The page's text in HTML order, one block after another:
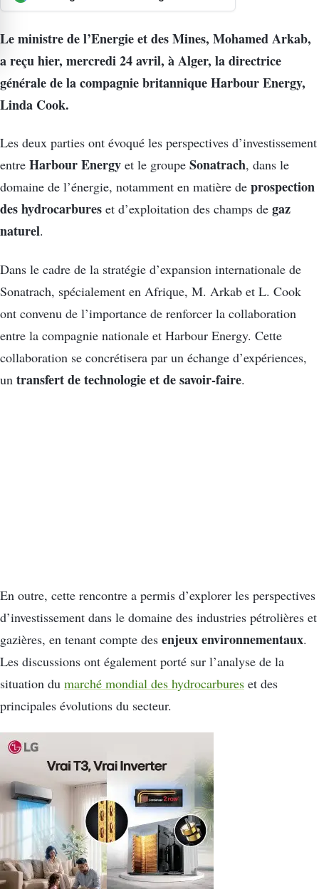
Le ministre de l’Energie et des Mines, Mohamed Arkab,
a reçu hier, mercredi 24 avril, à Alger, la directrice
générale de la compagnie britannique Harbour Energy,
Linda Cook.
Les deux parties ont évoqué les perspectives d’investissement
entre Harbour Energy et le groupe Sonatrach, dans le
domaine de l’énergie, notamment en matière de prospection
des hydrocarbures et d’exploitation des champs de gaz
naturel.
Dans le cadre de la stratégie d’expansion internationale de
Sonatrach, spécialement en Afrique, M. Arkab et L. Cook
ont convenu de l’importance de renforcer la collaboration
entre la compagnie nationale et Harbour Energy. Cette
collaboration se concrétisera par un échange d’expériences,
un transfert de technologie et de savoir-faire.
En outre, cette rencontre a permis d’explorer les perspectives
d’investissement dans le domaine des industries pétrolières et
gazières, en tenant compte des enjeux environnementaux.
Les discussions ont également porté sur l’analyse de la
situation du marché mondial des hydrocarbures et des
principales évolutions du secteur.